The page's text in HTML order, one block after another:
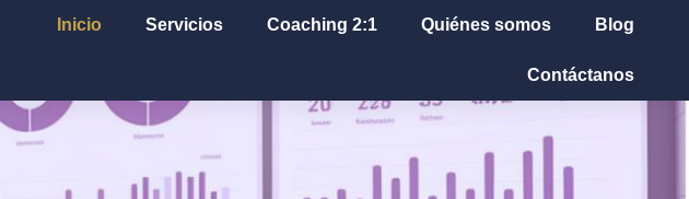
Inicio Servicios Coaching 2:1 Quiénes somos Blog
Contáctanos